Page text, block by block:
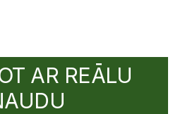
AR REĀLU